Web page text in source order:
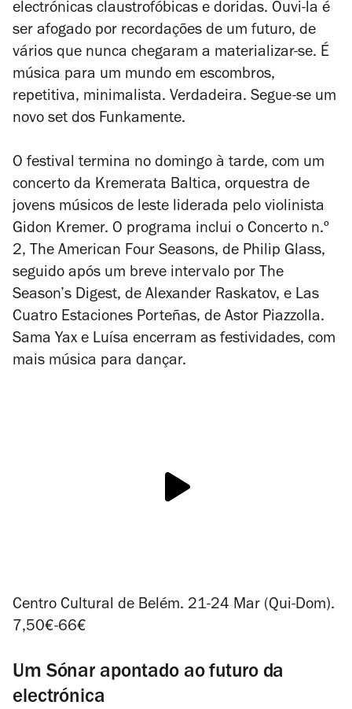
electrónicas claustrofóbicas e doridas. Ouvi-la é
ser afogado por recordações de um futuro, de
vários que nunca chegaram a materializar-se. É
música para um mundo em escombros,
repetitiva, minimalista. Verdadeira. Segue-se um
novo set dos Funkamente.
O festival termina no domingo à tarde, com um
concerto da Kremerata Baltica, orquestra de
jovens músicos de leste liderada pelo violinista
Gidon Kremer. O programa inclui o Concerto n.º
2, The American Four Seasons, de Philip Glass,
seguido após um breve intervalo por The
Season’s Digest, de Alexander Raskatov, e Las
Cuatro Estaciones Porteñas, de Astor Piazzolla.
Sama Yax e Luísa encerram as festividades, com
mais música para dançar.
Centro Cultural de Belém. 21-24 Mar (Qui-Dom).
7,50€-66€
Um Sónar apontado ao futuro da
electrónica